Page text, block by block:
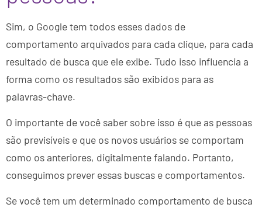
Sim, o Google tem todos esses dados de
comportamento arquivados para cada clique, para cada
resultado de busca que ele exibe. Tudo isso influencia a
forma como os resultados são exibidos para as
palavras-chave.
O importante de você saber sobre isso é que as pessoas
são previsíveis e que os novos usuários se comportam
como os anteriores, digitalmente falando. Portanto,
conseguimos prever essas buscas e comportamentos.
Se você tem um determinado comportamento de busca